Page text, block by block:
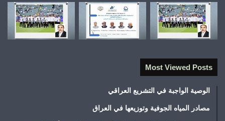
Most Viewed Posts
الوصية الواجبة في التشريع العراقي
مصادر المياه الجوفية وتوزيعها في العراق